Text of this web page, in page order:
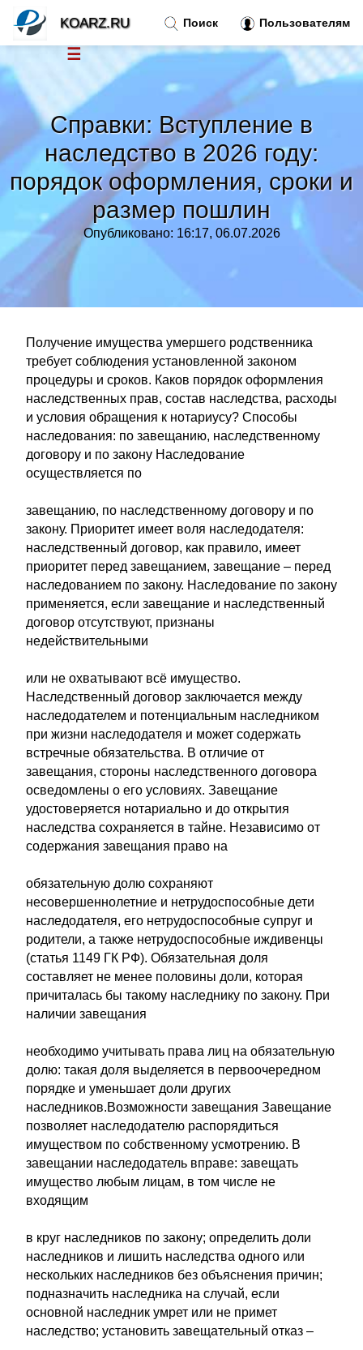
Справки: Вступление в
наследство в 2026 году:
порядок оформления, сроки и
размер пошлин
Опубликовано: 16:17, 06.07.2026
Получение имущества умершего родственника
требует соблюдения установленной законом
процедуры и сроков. Каков порядок оформления
наследственных прав, состав наследства, расходы
и условия обращения к нотариусу? Способы
наследования: по завещанию, наследственному
договору и по закону Наследование
осуществляется по
завещанию, по наследственному договору и по
закону. Приоритет имеет воля наследодателя:
наследственный договор, как правило, имеет
приоритет перед завещанием, завещание – перед
наследованием по закону. Наследование по закону
применяется, если завещание и наследственный
договор отсутствуют, признаны
недействительными
или не охватывают всё имущество.
Наследственный договор заключается между
наследодателем и потенциальным наследником
при жизни наследодателя и может содержать
встречные обязательства. В отличие от
завещания, стороны наследственного договора
осведомлены о его условиях. Завещание
удостоверяется нотариально и до открытия
наследства сохраняется в тайне. Независимо от
содержания завещания право на
обязательную долю сохраняют
несовершеннолетние и нетрудоспособные дети
наследодателя, его нетрудоспособные супруг и
родители, а также нетрудоспособные иждивенцы
(статья 1149 ГК РФ). Обязательная доля
составляет не менее половины доли, которая
причиталась бы такому наследнику по закону. При
наличии завещания
необходимо учитывать права лиц на обязательную
долю: такая доля выделяется в первоочередном
порядке и уменьшает доли других
наследников.Возможности завещания Завещание
позволяет наследодателю распорядиться
имуществом по собственному усмотрению. В
завещании наследодатель вправе: завещать
имущество любым лицам, в том числе не
входящим
в круг наследников по закону; определить доли
наследников и лишить наследства одного или
нескольких наследников без объяснения причин;
подназначить наследника на случай, если
основной наследник умрет или не примет
наследство; установить завещательный отказ –
Поиск Пользователям
KOARZ.RU
☰
Тренды новостей»
Рубрики»
Правила »